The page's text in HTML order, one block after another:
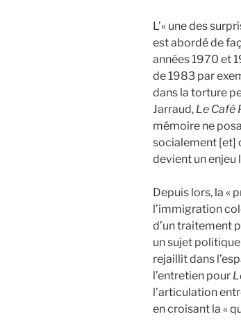
L’« une des
est abordé de
années 1970 et
de 1983 par
dans la torture
Jarraud, Le Café
mémoire ne
socialement [et]
devient un enjeu
Depuis lors, la «
l’immigration
d’un traitement
un sujet
rejaillit dans
l’entretien pour
l’articulation
en croisant la «